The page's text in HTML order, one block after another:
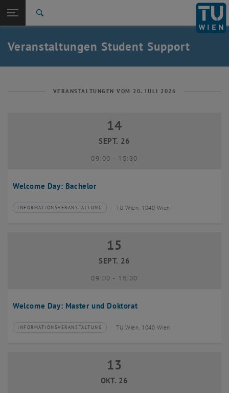
TU Login
Quicklinks
Quicklinks-Menü umschalten
Studium
Karriere
Zurück: Subseiten von Student Support auflisten
Student Support
Veranstaltungen Student Support
VERANSTALTUNGEN VOM 20. JULI 2026
Welcome Day: Bachelor
14 September 2026
14
SEPT. 26
09:00- bis
15:30
Veranstaltungstyp:
INFORMATIONSVERANSTALTUNG
Veranstaltungsort: TU Wien, 1040 Wien
Welcome Day: Master und Doktorat
15 September 2026
15
SEPT. 26
09:00- bis
15:30
Veranstaltungstyp:
INFORMATIONSVERANSTALTUNG
Veranstaltungsort: TU Wien, 1040 Wien
13 Oktober 2026
13
OKT. 26